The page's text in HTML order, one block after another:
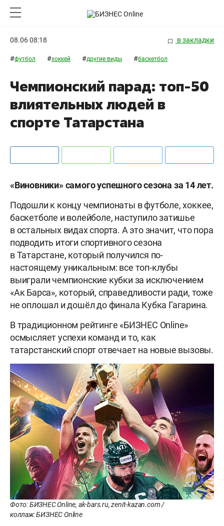
08.06 08:18 в закладки
#футбол #хоккей #другие виды #баскетбол
Чемпионский парад: топ-50
влиятельных людей в
спорте Татарстана
«Виновники» самого успешного сезона за 14 лет.
Подошли к концу чемпионаты в футболе, хоккее,
баскетболе и волейболе, наступило затишье
в остальных видах спорта. А это значит, что пора
подводить итоги спортивного сезона
в Татарстане, который получился по-
настоящему уникальным: все топ-клубы
выиграли чемпионские кубки за исключением
«Ак Барса», который, справедливости ради, тоже
не оплошал и дошёл до финала Кубка Гагарина.
В традиционном рейтинге «БИЗНЕС Online»
осмысляет успехи команд и то, как
татарстанский спорт отвечает на новые вызовы.
Фото: БИЗНЕС Online, ak-bars.ru, zenit-kazan.com /
коллаж: БИЗНЕС Online